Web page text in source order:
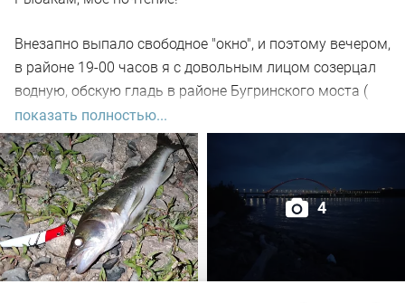
Внезапно выпало свободное "окно", и поэтому вечером,
в районе 19-00 часов я с довольным лицом созерцал
водную, обскую гладь в районе Бугринского моста (
правый берег).
Отдыхающего люда просто тьма, и на берегу ,и на
воде. Сапы, катера, гидроциклы всяких мастей
поднимали нехилую волну до самой темноты.
По сути: рыбалил только на спиннинг, помощниками
выступили "вертушки" и воблера.
показать полностью...
4